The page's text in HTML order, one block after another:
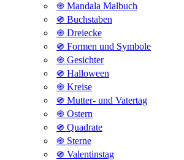
֍ Mandala Malbuch
֍ Buchstaben
֍ Dreiecke
֍ Formen und Symbole
֍ Gesichter
֍ Halloween
֍ Kreise
֍ Mutter- und Vatertag
֍ Ostern
֍ Quadrate
֍ Sterne
֍ Valentinstag